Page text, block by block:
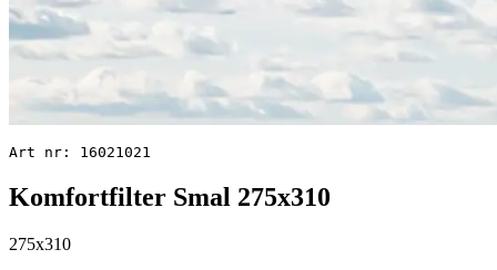
Art nr: 16021021
Komfortfilter Smal 275x310
275x310